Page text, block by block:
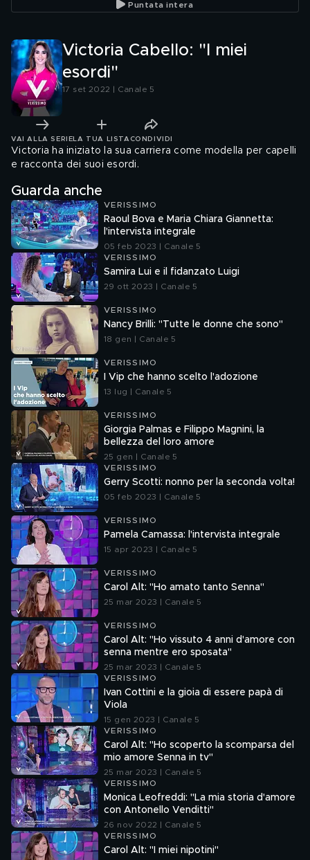
Puntata intera
Victoria Cabello: "I miei
esordi"
17 set 2022 | Canale 5
VAI ALLA SERIE LA TUA LISTA CONDIVIDI
Victoria ha iniziato la sua carriera come modella per capelli
e racconta dei suoi esordi.
Guarda anche
VERISSIMO
Raoul Bova e Maria Chiara Giannetta:
l'intervista integrale
05 feb 2023 | Canale 5
VERISSIMO
Samira Lui e il fidanzato Luigi
29 ott 2023 | Canale 5
VERISSIMO
Nancy Brilli: "Tutte le donne che sono"
18 gen | Canale 5
VERISSIMO
I Vip che hanno scelto l'adozione
13 lug | Canale 5
VERISSIMO
Giorgia Palmas e Filippo Magnini, la
bellezza del loro amore
25 gen | Canale 5
VERISSIMO
Gerry Scotti: nonno per la seconda volta!
05 feb 2023 | Canale 5
VERISSIMO
Pamela Camassa: l'intervista integrale
15 apr 2023 | Canale 5
VERISSIMO
Carol Alt: "Ho amato tanto Senna"
25 mar 2023 | Canale 5
VERISSIMO
Carol Alt: "Ho vissuto 4 anni d'amore con
senna mentre ero sposata"
25 mar 2023 | Canale 5
VERISSIMO
Ivan Cottini e la gioia di essere papà di
Viola
15 gen 2023 | Canale 5
VERISSIMO
Carol Alt: "Ho scoperto la scomparsa del
mio amore Senna in tv"
25 mar 2023 | Canale 5
VERISSIMO
Monica Leofreddi: "La mia storia d'amore
con Antonello Venditti"
26 nov 2022 | Canale 5
VERISSIMO
Carol Alt: "I miei nipotini"